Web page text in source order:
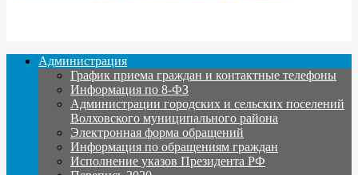
Администрация
График приема граждан и контактные телефоны
Информация по 8-ФЗ
Администрации городских и сельских поселений
Волховского муниципального района
Электронная форма обращений
Информация по обращениям граждан
Исполнение указов Президента РФ